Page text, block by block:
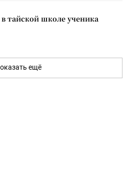
тайской школе ученика
ещё